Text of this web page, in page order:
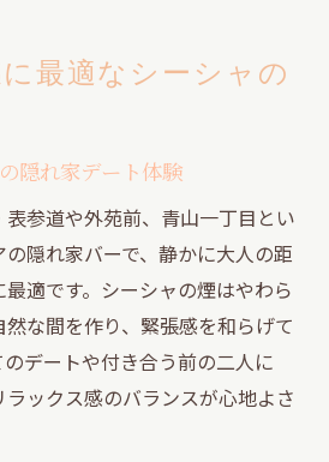
う落ち着きデートとシーシャ
むシーシャと落ち着いたデー
バーで味わうシーシャの雰囲
ぐ大人の会話と距離感づくり
表参道のシーシャスポット
シーシャと静寂なひとときを
ーで楽しむシーシャの魅力
うシーシャの特別な時間
最適なシーシャの
隠れ家デート体験
参道や外苑前、青山一丁目とい
隠れ家バーで、静かに大人の距
適です。シーシャの煙はやわら
な間を作り、緊張感を和らげて
デートや付き合う前の二人に
ックス感のバランスが心地よさ